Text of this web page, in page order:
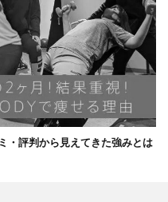
・評判から見えてきた強みとは